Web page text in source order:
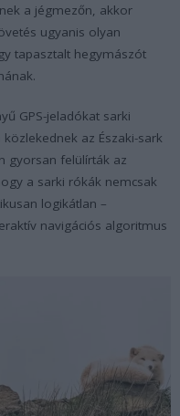
a jégmezőn, akkor
ugyanis olyan
tapasztalt hegymászót
GPS-jeladókat sarki
az Északi-sark
gyorsan felülírták az
a sarki rókák nemcsak
logikátlan –
navigációs algoritmus